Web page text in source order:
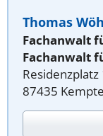
Thomas
Fachanwalt
Fachanwalt
Residenzplatz
87435